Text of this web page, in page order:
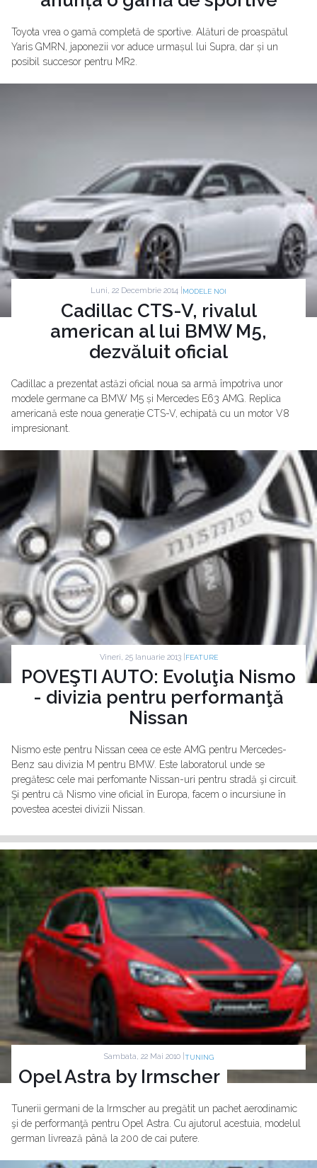
Toyota vrea o gamă completă de sportive. Alături de proaspătul
Yaris GMRN, japonezii vor aduce urmașul lui Supra, dar și un
posibil succesor pentru MR2.
Luni, 22 Decembrie 2014 | MODELE NOI
Cadillac CTS-V, rivalul
american al lui BMW M5,
dezvăluit oficial
Cadillac a prezentat astăzi oficial noua sa armă împotriva unor
modele germane ca BMW M5 și Mercedes E63 AMG. Replica
americană este noua generație CTS-V, echipată cu un motor V8
impresionant.
Vineri, 25 Ianuarie 2013 | FEATURE
POVEŞTI AUTO: Evoluţia Nismo
- divizia pentru performanţă
Nissan
Nismo este pentru Nissan ceea ce este AMG pentru Mercedes-
Benz sau divizia M pentru BMW. Este laboratorul unde se
pregătesc cele mai perfomante Nissan-uri pentru stradă şi circuit.
Şi pentru că Nismo vine oficial în Europa, facem o incursiune în
povestea acestei divizii Nissan.
Sambata, 22 Mai 2010 | TUNING
Opel Astra by Irmscher
Tunerii germani de la Irmscher au pregătit un pachet aerodinamic
şi de performanţă pentru Opel Astra. Cu ajutorul acestuia, modelul
german livrează până la 200 de cai putere.